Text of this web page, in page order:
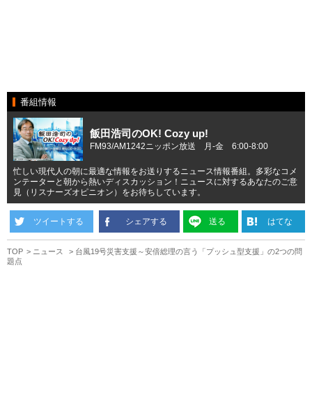
番組情報
飯田浩司のOK! Cozy up!
FM93/AM1242ニッポン放送 月-金 6:00-8:00
忙しい現代人の朝に最適な情報をお送りするニュース情報番組。多彩なコメ
ンテーターと朝から熱いディスカッション！ニュースに対するあなたのご意
見（リスナーズオピニオン）をお待ちしています。
ツイートする シェアする 送る はてな
TOP ニュース
台風19号災害支援～安倍総理の言う「プッシュ型支援」の2つの問
題点